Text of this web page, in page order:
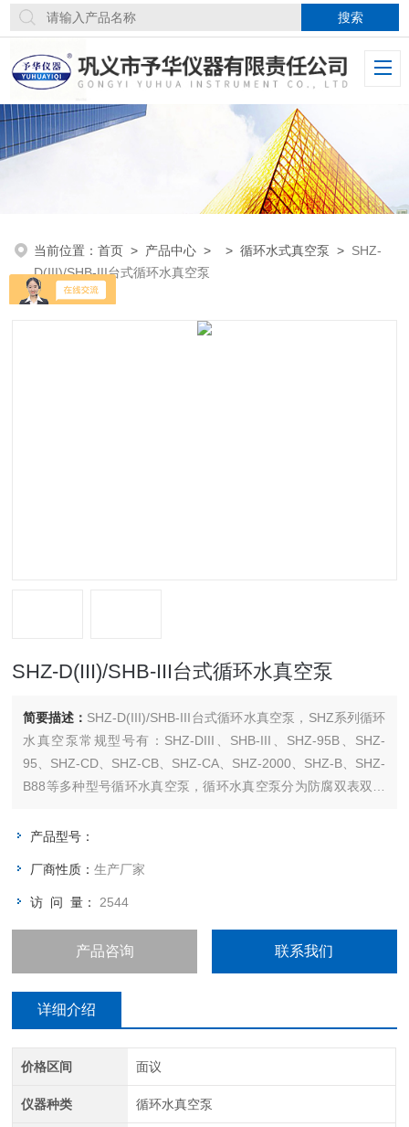
当前位置：首页 > 产品中心 > >循环水式真空泵 > SHZ-
D(III)/SHB-III台式循环水真空泵
SHZ-D(III)/SHB-III台式循环水真空泵
简要描述： SHZ-D(III)/SHB-III台式循环水真空泵，SHZ系列循环
水真空泵常规型号有：SHZ-DIII、SHB-III、SHZ-95B、SHZ-
95、SHZ-CD、SHZ-CB、SHZ-CA、SHZ-2000、SHZ-B、SHZ-
B88等多种型号循环水真空泵，循环水真空泵分为防腐双表双抽
头、四表四抽头、单表三抽头、单表伍抽头。
产品型号：
厂商性质：生产厂家
访 问 量： 2544
产品咨询 联系我们
详细介绍
价格区间 面议
仪器种类 循环水真空泵